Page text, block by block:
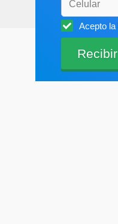
Acepto la